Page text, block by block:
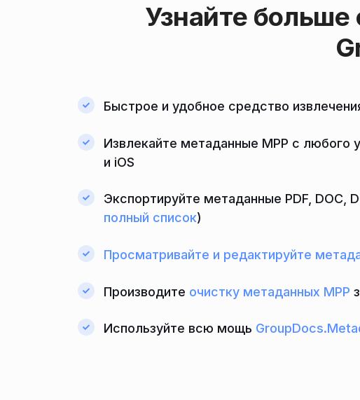
Узнайте
Быстрое и удобное средство
Извлекайте метаданные MPP с
и iOS
Экспортируйте метаданные PDF, DOC,
полный список)
Просматривайте и редактируйте
Производите очистку метаданных MPP
Используйте всю мощь